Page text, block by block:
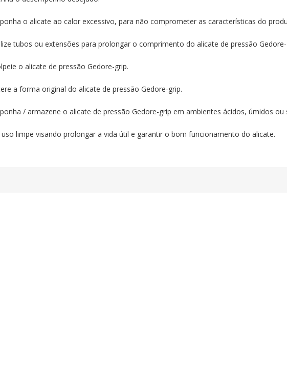
o alicate ao calor excessivo, para não comprometer as características do
tubos ou extensões para prolongar o comprimento do alicate de pressão
o alicate de pressão Gedore-grip.
a forma original do alicate de pressão Gedore-grip.
/ armazene o alicate de pressão Gedore-grip em ambientes ácidos, úmidos ou
uso limpe visando prolongar a vida útil e garantir o bom funcionamento do alicate.